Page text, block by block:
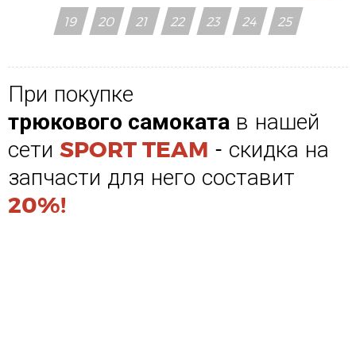
19 20 21 22 23 24 25
При покупке
трюкового самоката в нашей
сети SPORT TEAM - скидка на
запчасти для него составит
20%!